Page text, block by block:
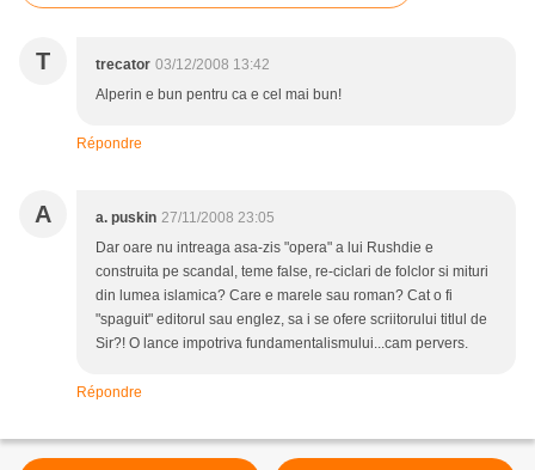
T trecator 03/12/2008 13:42
Alperin e bun pentru ca e cel mai bun!
Répondre
A a. puskin 27/11/2008 23:05
Dar oare nu intreaga asa-zis "opera" a lui Rushdie e
construita pe scandal, teme false, re-ciclari de folclor si mituri
din lumea islamica? Care e marele sau roman? Cat o fi
"spaguit" editorul sau englez, sa i se ofere scriitorului titlul de
Sir?! O lance impotriva fundamentalismului...cam pervers.
Répondre